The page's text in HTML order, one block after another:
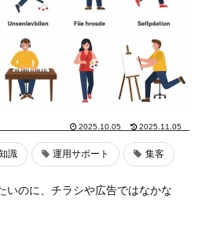
2025.10.05 2025.11.05
識 運用サポート 集客
いのに、チラシや広告ではなかな